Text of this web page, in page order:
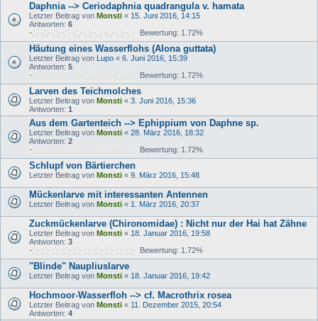
Daphnia --> Ceriodaphnia quadrangula v. hamata
Letzter Beitrag von Monsti « 15. Juni 2016, 14:15
Antworten: 6
Bewertung: 1.72%
Häutung eines Wasserflohs (Alona guttata)
Letzter Beitrag von Lupo « 6. Juni 2016, 15:39
Antworten: 5
Bewertung: 1.72%
Larven des Teichmolches
Letzter Beitrag von Monsti « 3. Juni 2016, 15:36
Antworten: 1
Aus dem Gartenteich --> Ephippium von Daphne sp.
Letzter Beitrag von Monsti « 28. März 2016, 18:32
Antworten: 2
Bewertung: 1.72%
Schlupf von Bärtierchen
Letzter Beitrag von Monsti « 9. März 2016, 15:48
Mückenlarve mit interessanten Antennen
Letzter Beitrag von Monsti « 1. März 2016, 20:37
Zuckmückenlarve (Chironomidae) : Nicht nur der Hai hat Zähne
Letzter Beitrag von Monsti « 18. Januar 2016, 19:58
Antworten: 3
Bewertung: 1.72%
"Blinde" Naupliuslarve
Letzter Beitrag von Monsti « 18. Januar 2016, 19:42
Hochmoor-Wasserfloh --> cf. Macrothrix rosea
Letzter Beitrag von Monsti « 11. Dezember 2015, 20:54
Antworten: 4